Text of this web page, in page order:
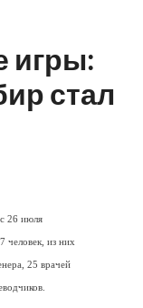
игры:
стал
26 июля
человек, из них
25 врачей